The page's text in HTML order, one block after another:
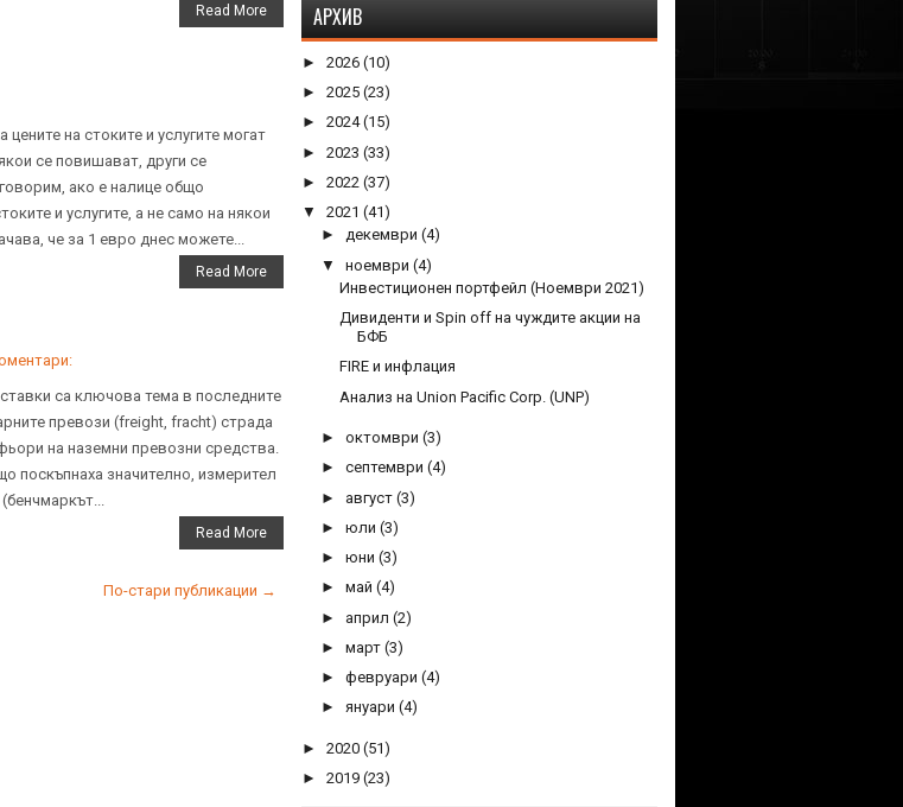
Read More
на стоките и услугите могат
се повишават, други се
ако е налице общо
и услугите, а не само на някои
че за 1 евро днес можете...
Read More
са ключова тема в последните
превози (freight, fracht) страда
на наземни превозни средства.
поскъпнаха значително, измерител
Read More
По-стари публикации →
АРХИВ
► 2026 (10)
► 2025 (23)
► 2024(15)
► 2023 (33)
► 2022 (37)
▼ 2021 (41)
► декември (4)
▼ ноември (4)
Инвестиционен портфейл (Ноември 2021)
Дивиденти и Spin off на чуждите акции на
БФБ
FIRE и инфлация
Анализ на Union Pacific Corp. (UNP)
► октомври (3)
► септември (4)
► август (3)
► юли (3)
► юни (3)
► май (4)
► април (2)
► март (3)
► февруари (4)
► януари (4)
► 2020 (51)
► 2019 (23)